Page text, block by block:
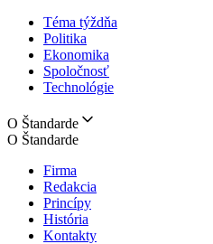
Téma týždňa
Politika
Ekonomika
Spoločnosť
Technológie
O Štandarde
O Štandarde
Firma
Redakcia
Princípy
História
Kontakty